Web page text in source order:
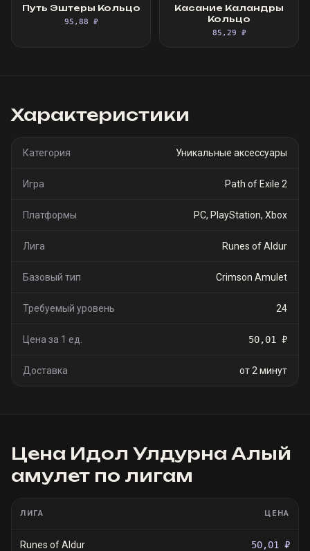
Путь Эштеры Кольцо
95,88 ₽
Касание Каландры
Кольцо
85,29 ₽
Характеристики
Категория Уникальные аксессуары
Игра Path of Exile 2
Платформы PC, PlayStation, Xbox
Лига Runes of Aldur
Базовый тип Crimson Amulet
Требуемый уровень 24
Цена за 1 ед. 50,01 ₽
Доставка от 2 минут
Цена Идол Улдурна Алый
амулет по лигам
ЛИГА ЦЕНА
Runes of Aldur 50,01 ₽